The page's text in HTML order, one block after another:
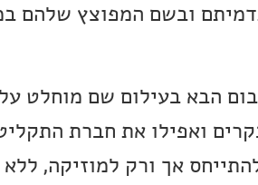
ובשם המפוצץ שלהם
הבא בעילום שם מוחלט
ואפילו את חברת
אך ורק למוזיקה,